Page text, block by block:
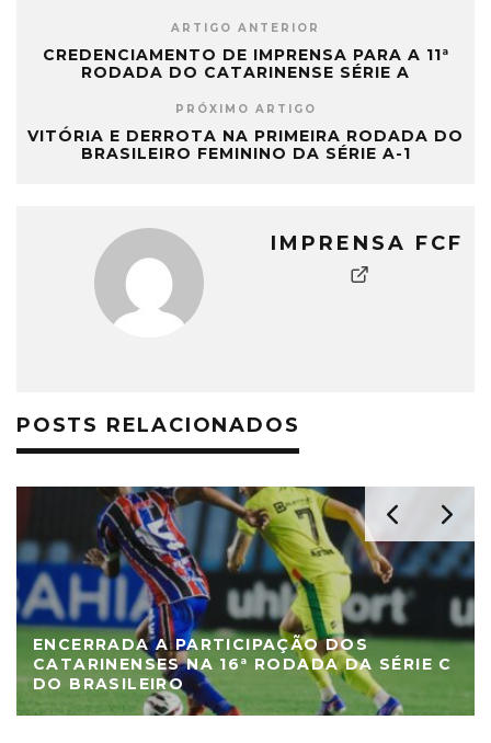
ARTIGO ANTERIOR
CREDENCIAMENTO DE IMPRENSA PARA A 11ª
RODADA DO CATARINENSE SÉRIE A
PRÓXIMO ARTIGO
VITÓRIA E DERROTA NA PRIMEIRA RODADA DO
BRASILEIRO FEMININO DA SÉRIE A-1
IMPRENSA FCF
POSTS RELACIONADOS
ENCERRADA A PARTICIPAÇÃO DOS
CATARINENSES NA 16ª RODADA DA SÉRIE C
DO BRASILEIRO